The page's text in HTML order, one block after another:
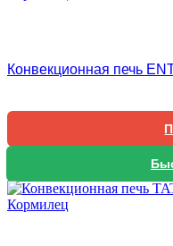
Конвекционная печь